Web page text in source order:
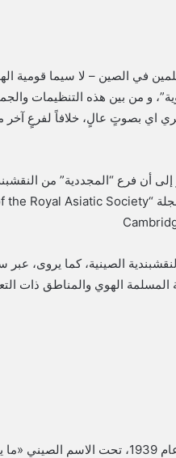
في الصين – لا سيما قومية
و من بين هذه التنظيمات
اي بصوتٍ عالٍ، خلافاً لفرعٍ آخر
الصينية، كما يروى، عبر
المسلمة الهوي والمناطق
وُلد الشيخ عبد الرؤوف اليماني الحسني